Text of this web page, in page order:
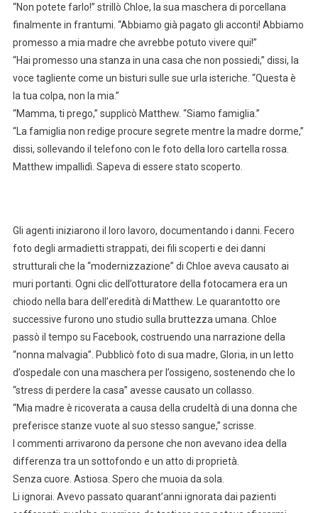
“Non potete farlo!” strillò Chloe, la sua maschera di porcellana
finalmente in frantumi. “Abbiamo già pagato gli acconti! Abbiamo
promesso a mia madre che avrebbe potuto vivere qui!”
“Hai promesso una stanza in una casa che non possiedi,” dissi, la
voce tagliente come un bisturi sulle sue urla isteriche. “Questa è
la tua colpa, non la mia.”
“Mamma, ti prego,” supplicò Matthew. “Siamo famiglia.”
“La famiglia non redige procure segrete mentre la madre dorme,”
dissi, sollevando il telefono con le foto della loro cartella rossa.
Matthew impallidì. Sapeva di essere stato scoperto.
Gli agenti iniziarono il loro lavoro, documentando i danni. Fecero
foto degli armadietti strappati, dei fili scoperti e dei danni
strutturali che la “modernizzazione” di Chloe aveva causato ai
muri portanti. Ogni clic dell’otturatore della fotocamera era un
chiodo nella bara dell’eredità di Matthew. Le quarantotto ore
successive furono uno studio sulla bruttezza umana. Chloe
passò il tempo su Facebook, costruendo una narrazione della
“nonna malvagia”. Pubblicò foto di sua madre, Gloria, in un letto
d’ospedale con una maschera per l’ossigeno, sostenendo che lo
“stress di perdere la casa” avesse causato un collasso.
“Mia madre è ricoverata a causa della crudeltà di una donna che
preferisce stanze vuote al suo stesso sangue,” scrisse.
I commenti arrivarono da persone che non avevano idea della
differenza tra un sottofondo e un atto di proprietà.
Senza cuore. Astiosa. Spero che muoia da sola.
Li ignorai. Avevo passato quarant’anni ignorata dai pazienti